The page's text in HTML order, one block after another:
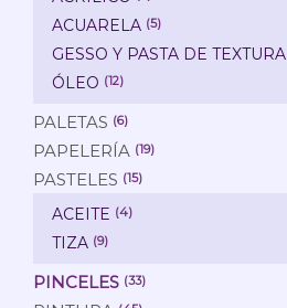
ACUARELA (5)
GESSO Y PASTA DE TEXTURA
ÓLEO (12)
PALETAS (6)
PAPELERÍA (19)
PASTELES (15)
ACEITE (4)
TIZA (9)
PINCELES (33)